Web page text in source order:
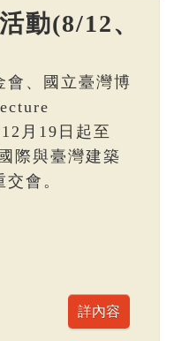
動(8/12、
會、國立臺灣博
月19日起至
際與臺灣建築
會。